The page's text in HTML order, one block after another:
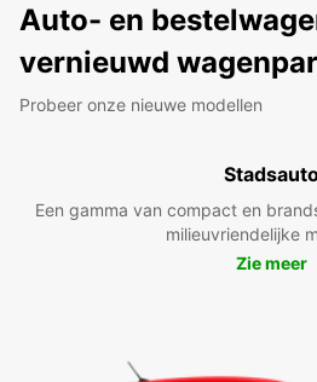
Auto- en
vernieuwd
Probeer onze nieuwe modellen
Een gamma van compact en
milieuvriendelijke
Zie meer